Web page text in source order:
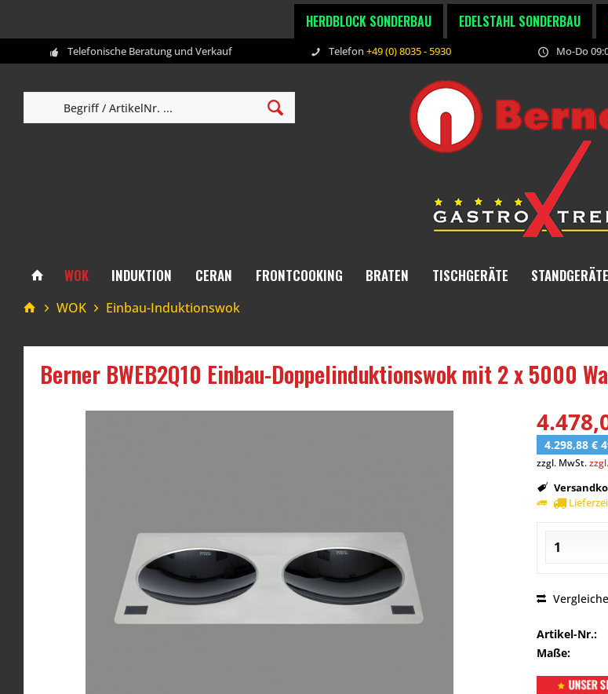
HERDBLOCK SONDERBAU EDELSTAHL SONDERBAU
Telefonische Beratung und Verkauf Telefon +49 (0) 8035 - 5930 Mo-Do
WOK INDUKTION CERAN FRONTCOOKING BRATEN TISCHGERÄTE STANDGERÄTE
WOK Einbau-Induktionswok
Berner BWEB2Q10 Einbau-Doppelinduktionswok mit 2 x 5000
4.298,88 €
zzgl. MwSt.
Artikel-Nr.:
Maße: